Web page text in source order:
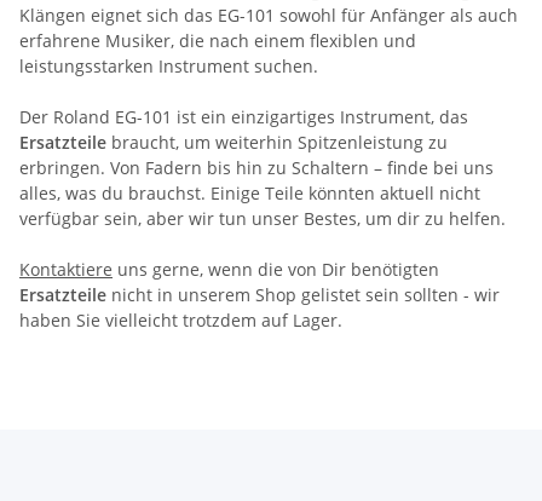
Klängen eignet sich das EG-101 sowohl für Anfänger als auch
erfahrene Musiker, die nach einem flexiblen und
leistungsstarken Instrument suchen.
Der Roland EG-101 ist ein einzigartiges Instrument, das
Ersatzteile braucht, um weiterhin Spitzenleistung zu
erbringen. Von Fadern bis hin zu Schaltern – finde bei uns
alles, was du brauchst. Einige Teile könnten aktuell nicht
verfügbar sein, aber wir tun unser Bestes, um dir zu helfen.
Kontaktiere uns gerne, wenn die von Dir benötigten
Ersatzteile nicht in unserem Shop gelistet sein sollten - wir
haben Sie vielleicht trotzdem auf Lager.